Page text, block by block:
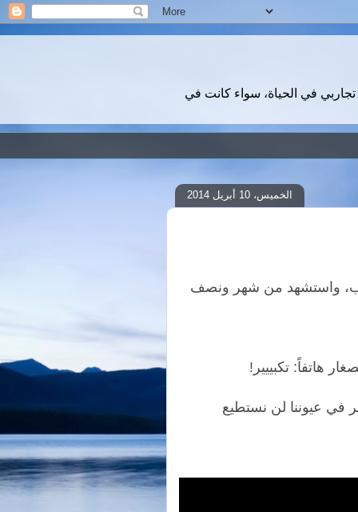
في الحياة، سواء كانت في
الخميس، 10 أبريل 2014
واستشهد من شهر ونصف
هاتفاً: تكبييير!
في عيوننا لن نستطيع